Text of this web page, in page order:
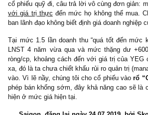
chúng tôi đụng đến chúng, hình như
người kỳ vọng khoản tiền 12 triệu USD
trả lại sớm, chúng tôi lại không nghĩ vậy.
tôi, những khoản tiền như vậy khi chảy
vị “lạ”, thì khả năng cao chúng sẽ ra đi
rằng chúng sẽ đi đâu, vâng, chúng tôi
mỗi người vậy…
Management:Chúng tôi đã liệt kê rất
không muốn lặp lại. Song nếu phải tóm